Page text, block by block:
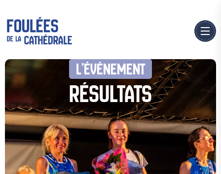
L’ÉVÉNEMENT
RÉSULTATS